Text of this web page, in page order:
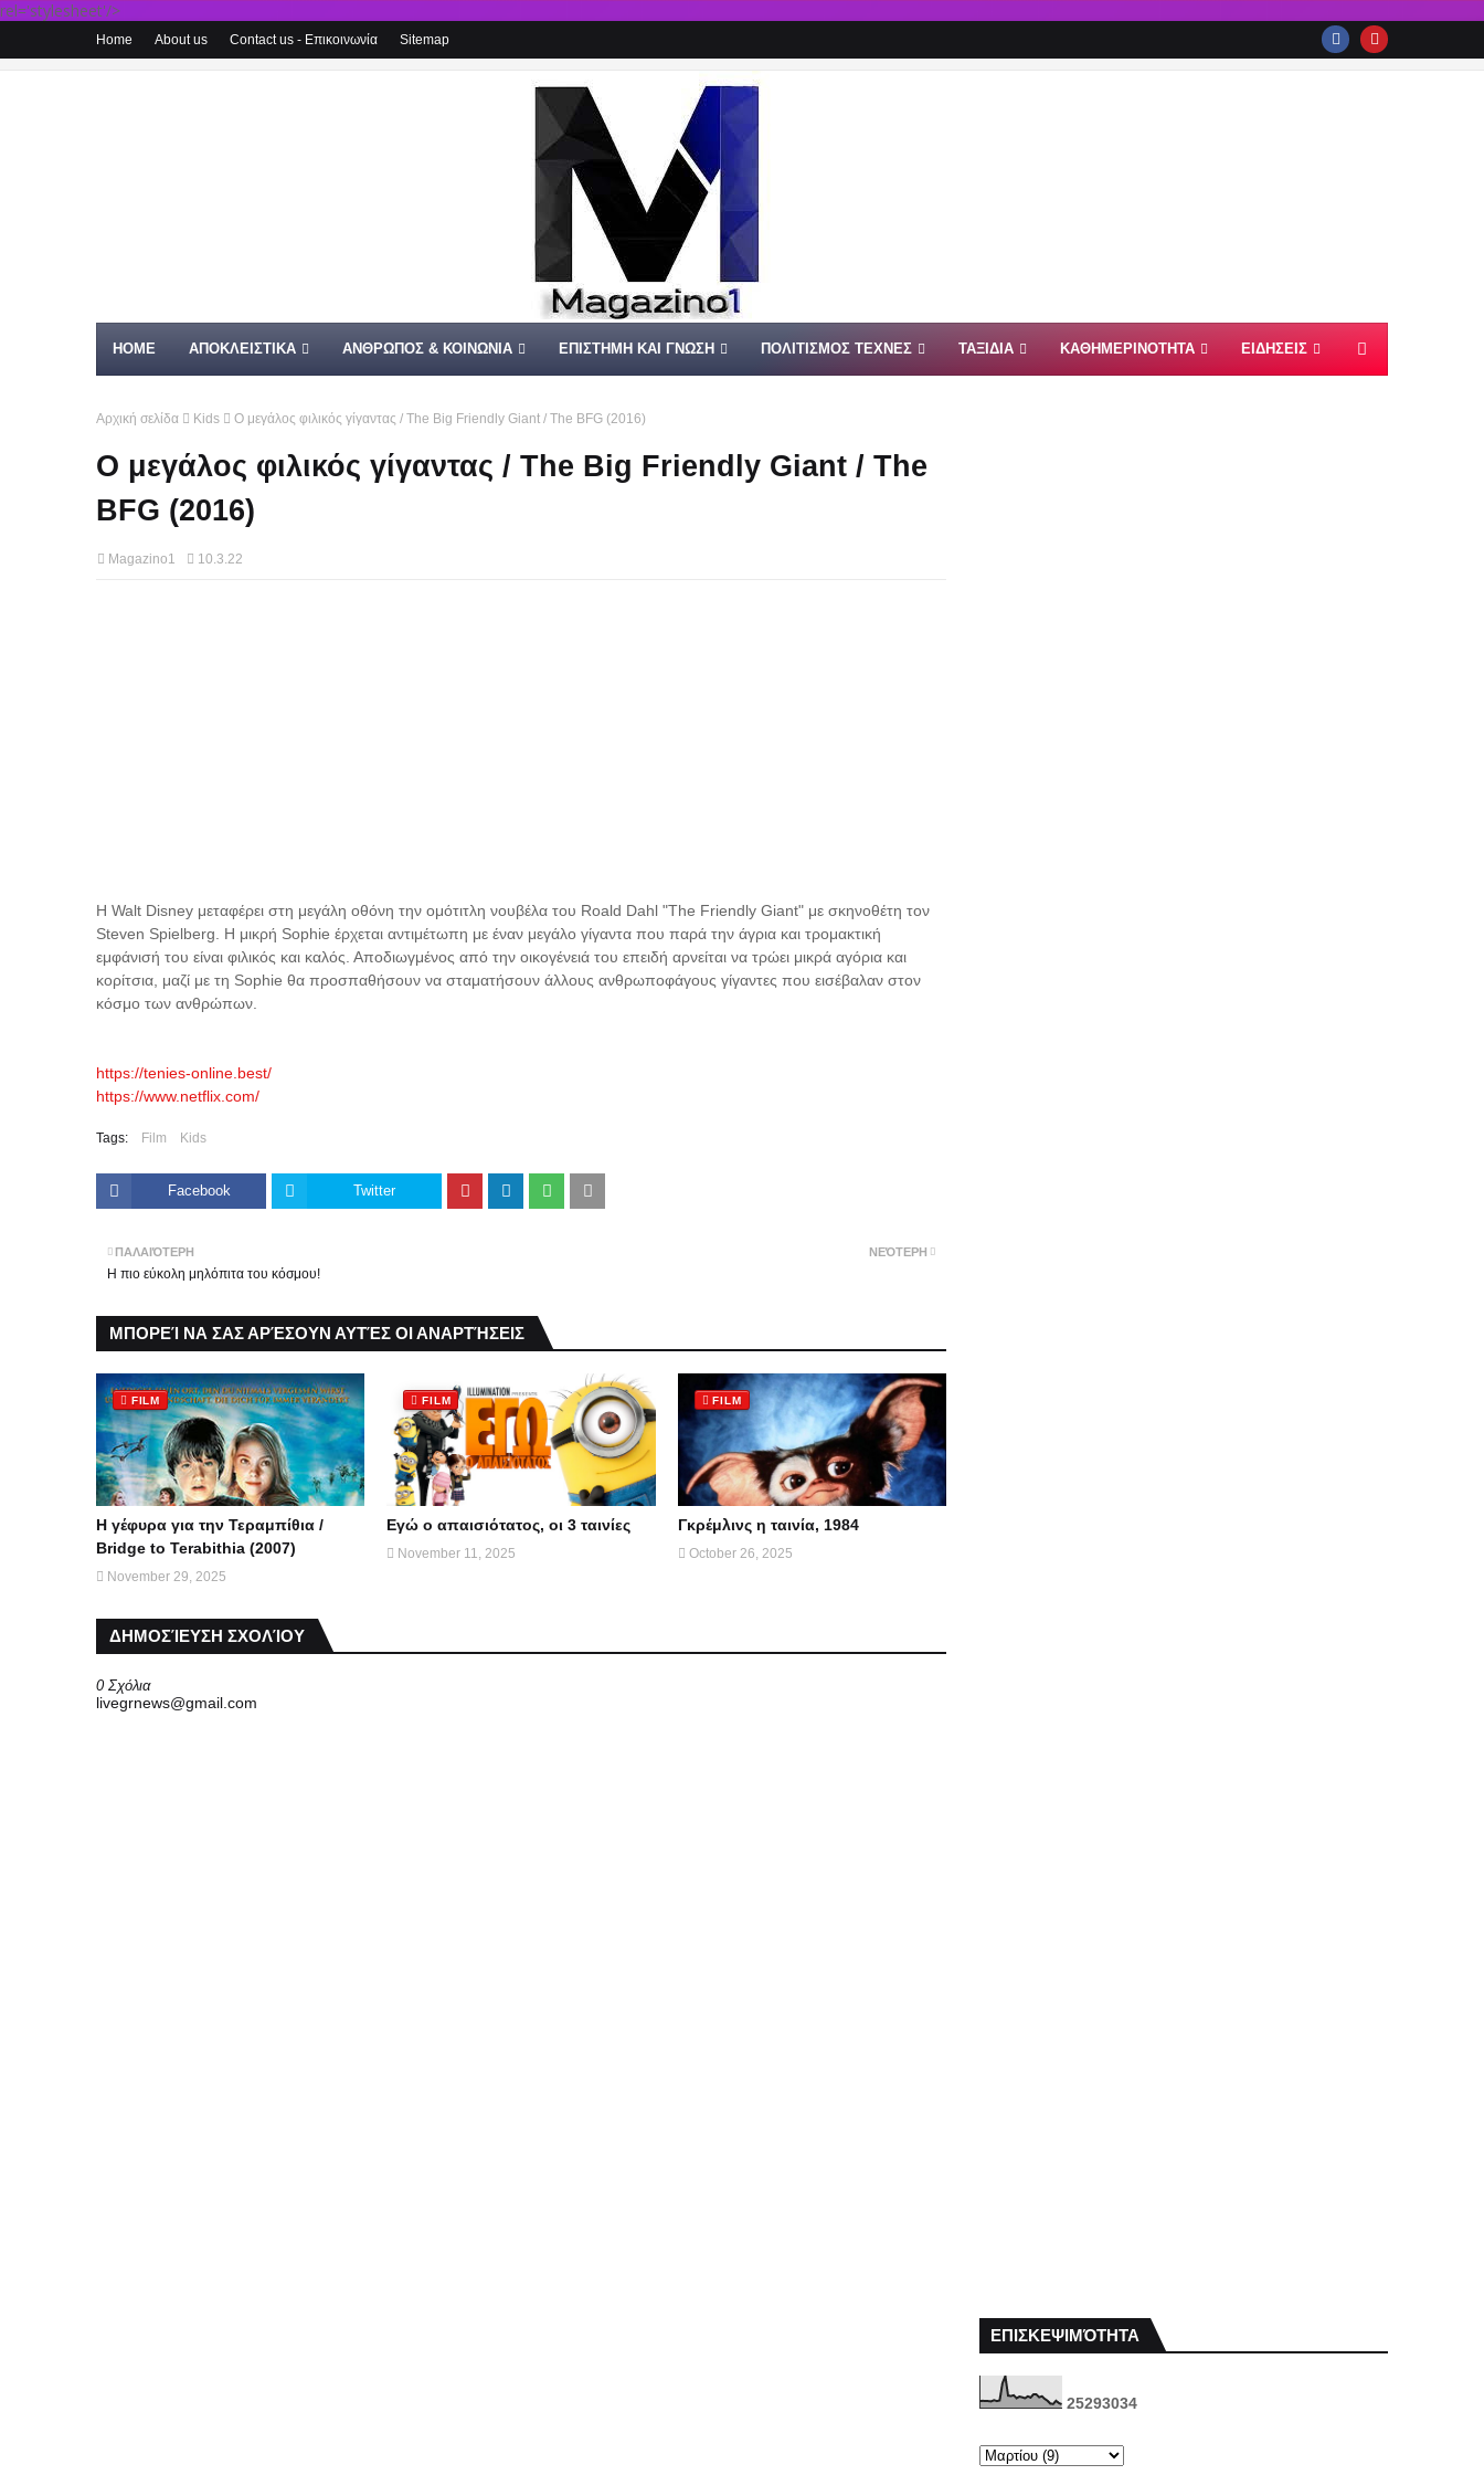
rel='stylesheet'/>
Home About us Contact us - Επικοινωνία Sitemap
HOME ΑΠΟΚΛΕΙΣΤΙΚΑ ΑΝΘΡΩΠΟΣ & ΚΟΙΝΩΝΙΑ ΕΠΙΣΤΗΜΗ ΚΑΙ ΓΝΩΣΗ ΠΟΛΙΤΙΣΜΟΣ ΤΕΧΝΕΣ ΤΑΞΙΔΙΑ ΚΑΘΗΜΕΡΙΝΟΤΗΤΑ ΕΙΔΗΣΕΙΣ
Αρχική σελίδα Kids Ο μεγάλος φιλικός γίγαντας / The Big Friendly Giant / The BFG (2016)
Ο μεγάλος φιλικός γίγαντας / The Big Friendly Giant / The
BFG (2016)
Magazino1 10.3.22
Η Walt Disney μεταφέρει στη μεγάλη οθόνη την ομότιτλη νουβέλα του Roald Dahl "Τhe Friendly Giant" με σκηνοθέτη τον
Steven Spielberg. Η μικρή Sophie έρχεται αντιμέτωπη με έναν μεγάλο γίγαντα που παρά την άγρια και τρομακτική
εμφάνισή του είναι φιλικός και καλός. Αποδιωγμένος από την οικογένειά του επειδή αρνείται να τρώει μικρά αγόρια και
κορίτσια, μαζί με τη Sophie θα προσπαθήσουν να σταματήσουν άλλους ανθρωποφάγους γίγαντες που εισέβαλαν στον
κόσμο των ανθρώπων.
https://tenies-online.best/
https://www.netflix.com/
Tags: Film Kids
Facebook Twitter
ΝΕΌΤΕΡΗ
ΠΑΛΑΙΌΤΕΡΗ
Η πιο εύκολη μηλόπιτα του κόσμου!
ΜΠΟΡΕΊ ΝΑ ΣΑΣ ΑΡΈΣΟΥΝ ΑΥΤΈΣ ΟΙ ΑΝΑΡΤΉΣΕΙΣ
FILM
Η γέφυρα για την Τεραμπίθια /
Bridge to Terabithia (2007)
November 29, 2025
FILM
Εγώ ο απαισιότατος, οι 3 ταινίες
November 11, 2025
FILM
Γκρέμλινς η ταινία, 1984
October 26, 2025
ΔΗΜΟΣΊΕΥΣΗ ΣΧΟΛΊΟΥ
0 Σχόλια
livegrnews@gmail.com
ΕΠΙΣΚΕΨΙΜΌΤΗΤΑ
25293034